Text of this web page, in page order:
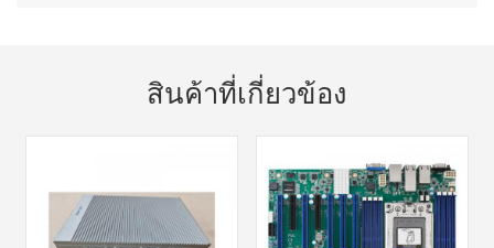
สินค้าที่เกี่ยวข้อง